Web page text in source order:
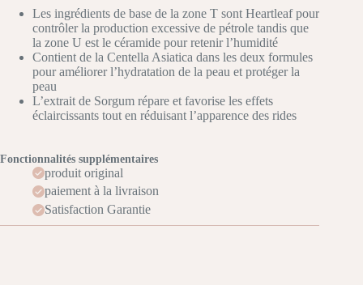
Les ingrédients de base de la zone T sont Heartleaf pour
contrôler la production excessive de pétrole tandis que
la zone U est le céramide pour retenir l’humidité
Contient de la Centella Asiatica dans les deux formules
pour améliorer l’hydratation de la peau et protéger la
peau
L’extrait de Sorgum répare et favorise les effets
éclaircissants tout en réduisant l’apparence des rides
Fonctionnalités supplémentaires
produit original
paiement à la livraison
Satisfaction Garantie